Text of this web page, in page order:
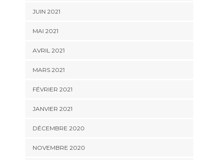
JUIN 2021
MAI 2021
AVRIL 2021
MARS 2021
FÉVRIER 2021
JANVIER 2021
DÉCEMBRE 2020
NOVEMBRE 2020